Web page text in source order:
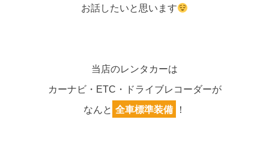
お話したいと思います
当店のレンタカーは
カーナビ・ETC・ドライブレコーダーが
なんと 全車標準装備 ！